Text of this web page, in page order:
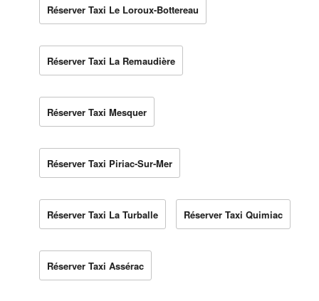
Réserver Taxi Le Loroux-Bottereau
Réserver Taxi La Remaudière
Réserver Taxi Mesquer
Réserver Taxi Piriac-Sur-Mer
Réserver Taxi La Turballe Réserver Taxi Quimiac
Réserver Taxi Assérac